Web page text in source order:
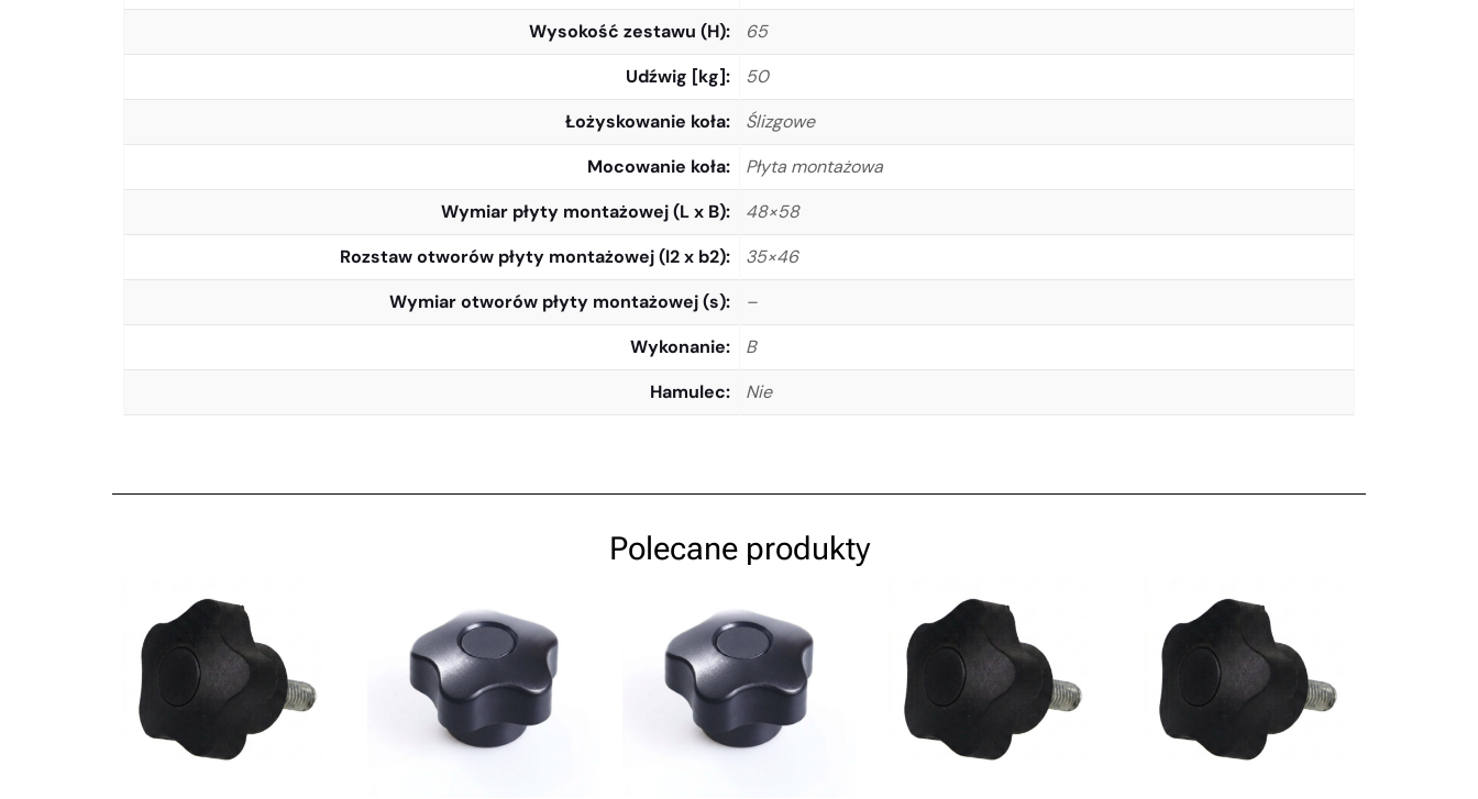
Wysokość zestawu (H)
65
Udźwig [kg]
50
Łożyskowanie koła
Ślizgowe
Mocowanie koła
Płyta montażowa
Wymiar płyty montażowej (L x B)
48×58
Rozstaw otworów płyty montażowej (l2 x b2)
35×46
Wymiar otworów płyty montażowej (s)
–
Wykonanie
B
Hamulec
Nie
Polecane produkty